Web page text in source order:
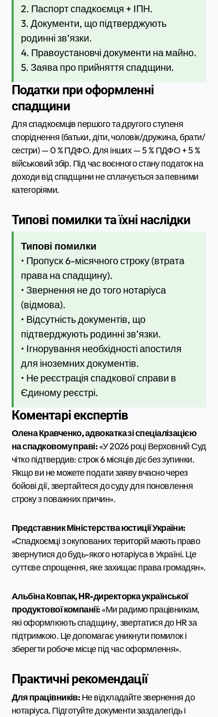
2. Паспорт спадкоємця + ІПН.
3. Документи, що підтверджують
родинні зв’язки.
4. Правоустановчі документи на майно.
5. Заява про прийняття спадщини.
Податки при оформленні
спадщини
Для спадкоємців першого та другого ступеня
споріднення (батьки, діти, чоловік/дружина, брати/
сестри) — 0 % ПДФО. Для інших — 5 % ПДФО + 5 %
військовий збір. Під час воєнного стану податок на
доходи від спадщини не сплачується за певними
категоріями.
Типові помилки та їхні наслідки
Типові помилки
• Пропуск 6-місячного строку (втрата
права на спадщину).
• Звернення не до того нотаріуса
(відмова).
• Відсутність документів, що
підтверджують родинні зв’язки.
• Ігнорування необхідності апостиля
для іноземних документів.
• Не реєстрація спадкової справи в
Єдиному реєстрі.
Коментарі експертів
Олена Кравченко, адвокатка зі спеціалізацією
на спадковому праві:«У 2026 році Верховний Суд
чітко підтвердив: строк 6 місяців діє без зупинки.
Якщо ви не можете подати заяву вчасно через
бойові дії, звертайтеся до суду для поновлення
строку з поважних причин».
Представник Міністерства юстиції України:
«Спадкоємці з окупованих територій мають право
звернутися до будь-якого нотаріуса в Україні. Це
суттєве спрощення, яке захищає права громадян».
Альбіна Ковпак, HR-директорка української
продуктової компанії:«Ми радимо працівникам,
які оформлюють спадщину, звертатися до HR за
підтримкою. Це допомагає уникнути помилок і
зберегти робоче місце під час оформлення».
Практичні рекомендації
Для працівників:Не відкладайте звернення до
нотаріуса. Підготуйте документи заздалегідь і